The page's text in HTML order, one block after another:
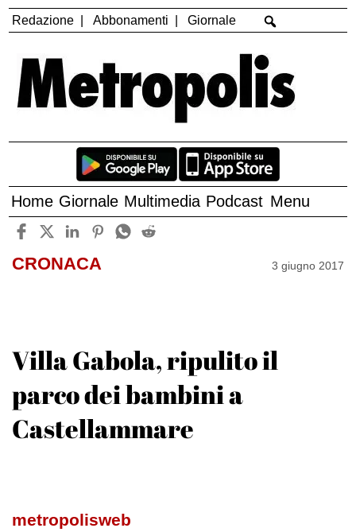
Redazione Abbonamenti Giornale
Home Giornale Multimedia Podcast Menu
CRONACA 3 giugno 2017
Villa Gabola, ripulito il
parco dei bambini a
Castellammare
metropolisweb